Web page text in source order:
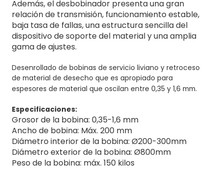
Además, el desbobinador presenta una gran
relación de transmisión, funcionamiento estable,
baja tasa de fallas, una estructura sencilla del
dispositivo de soporte del material y una amplia
gama de ajustes.
Desenrollado de bobinas de servicio liviano y retroceso
de material de desecho que es apropiado para
espesores de material que oscilan entre 0,35 y 1,6 mm.
Especificaciones:
Grosor de la bobina: 0,35-1,6 mm
Ancho de bobina: Máx. 200 mm
Diámetro interior de la bobina: Ø200-300mm
Diámetro exterior de la bobina: Ø800mm
Peso de la bobina: máx. 150 kilos